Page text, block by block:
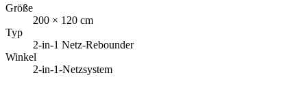
Größe
200 × 120 cm
Typ
2-in-1 Netz-Rebounder
Winkel
2-in-1-Netzsystem